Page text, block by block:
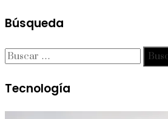
Búsqueda
Buscar:
Tecnología